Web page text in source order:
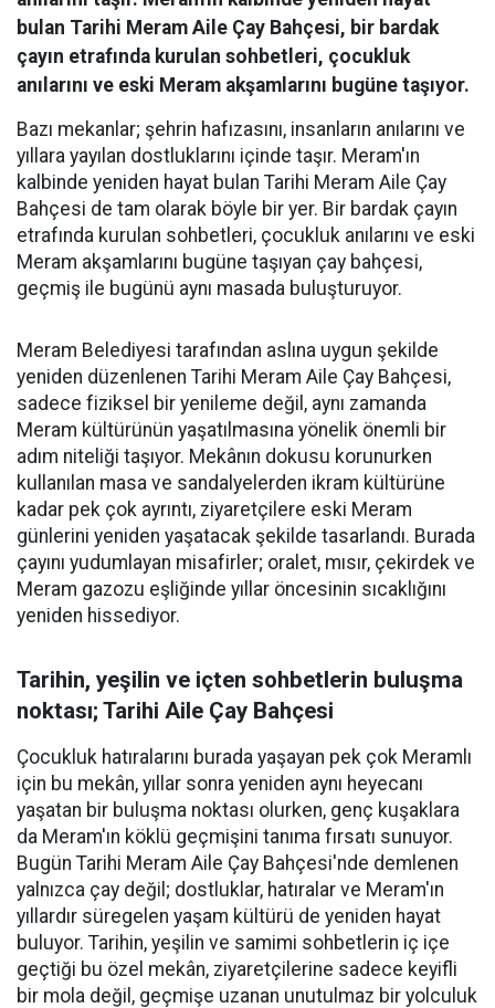
bulan Tarihi Meram Aile Çay Bahçesi, bir bardak
çayın etrafında kurulan sohbetleri, çocukluk
anılarını ve eski Meram akşamlarını bugüne taşıyor.
Bazı mekanlar; şehrin hafızasını, insanların anılarını ve
yıllara yayılan dostluklarını içinde taşır. Meram'ın
kalbinde yeniden hayat bulan Tarihi Meram Aile Çay
Bahçesi de tam olarak böyle bir yer. Bir bardak çayın
etrafında kurulan sohbetleri, çocukluk anılarını ve eski
Meram akşamlarını bugüne taşıyan çay bahçesi,
geçmiş ile bugünü aynı masada buluşturuyor.
Meram Belediyesi tarafından aslına uygun şekilde
yeniden düzenlenen Tarihi Meram Aile Çay Bahçesi,
sadece fiziksel bir yenileme değil, aynı zamanda
Meram kültürünün yaşatılmasına yönelik önemli bir
adım niteliği taşıyor. Mekânın dokusu korunurken
kullanılan masa ve sandalyelerden ikram kültürüne
kadar pek çok ayrıntı, ziyaretçilere eski Meram
günlerini yeniden yaşatacak şekilde tasarlandı. Burada
çayını yudumlayan misafirler; oralet, mısır, çekirdek ve
Meram gazozu eşliğinde yıllar öncesinin sıcaklığını
yeniden hissediyor.
Tarihin, yeşilin ve içten sohbetlerin buluşma
noktası; Tarihi Aile Çay Bahçesi
Çocukluk hatıralarını burada yaşayan pek çok Meramlı
için bu mekân, yıllar sonra yeniden aynı heyecanı
yaşatan bir buluşma noktası olurken, genç kuşaklara
da Meram'ın köklü geçmişini tanıma fırsatı sunuyor.
Bugün Tarihi Meram Aile Çay Bahçesi'nde demlenen
yalnızca çay değil; dostluklar, hatıralar ve Meram'ın
yıllardır süregelen yaşam kültürü de yeniden hayat
buluyor. Tarihin, yeşilin ve samimi sohbetlerin iç içe
geçtiği bu özel mekân, ziyaretçilerine sadece keyifli
bir mola değil, geçmişe uzanan unutulmaz bir yolculuk